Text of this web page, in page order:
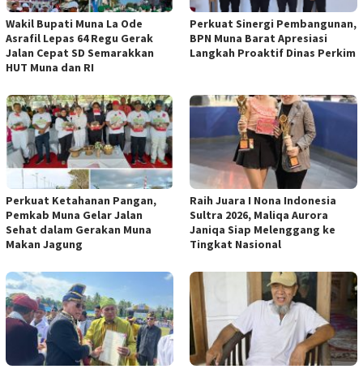
Wakil Bupati Muna La Ode
Asrafil Lepas 64 Regu Gerak
Jalan Cepat SD Semarakkan
HUT Muna dan RI
Perkuat Sinergi Pembangunan,
BPN Muna Barat Apresiasi
Langkah Proaktif Dinas Perkim
Perkuat Ketahanan Pangan,
Pemkab Muna Gelar Jalan
Sehat dalam Gerakan Muna
Makan Jagung
Raih Juara I Nona Indonesia
Sultra 2026, Maliqa Aurora
Janiqa Siap Melenggang ke
Tingkat Nasional